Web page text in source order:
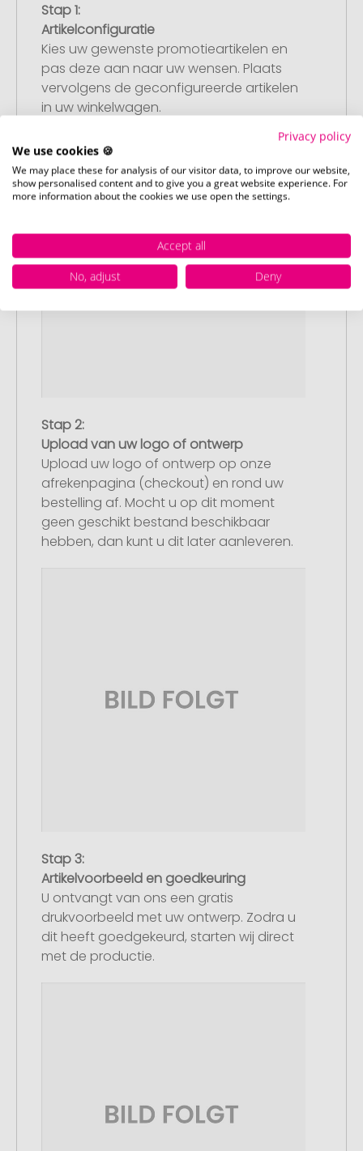
Stap 1:
Artikelconfiguratie
Kies uw gewenste promotieartikelen en
pas deze aan naar uw wensen. Plaats
vervolgens de geconfigureerde artikelen
in uw winkelwagen.
Stap 2:
Upload van uw logo of ontwerp
Upload uw logo of ontwerp op onze
afrekenpagina (checkout) en rond uw
bestelling af. Mocht u op dit moment
geen geschikt bestand beschikbaar
hebben, dan kunt u dit later aanleveren.
Stap 3:
Artikelvoorbeeld en goedkeuring
U ontvangt van ons een gratis
drukvoorbeeld met uw ontwerp. Zodra u
dit heeft goedgekeurd, starten wij direct
met de productie.
Privacy policy
We use cookies 🍪
We may place these for analysis of our visitor data, to improve our website,
show personalised content and to give you a great website experience. For
more information about the cookies we use open the settings.
Accept all
No, adjust
Deny